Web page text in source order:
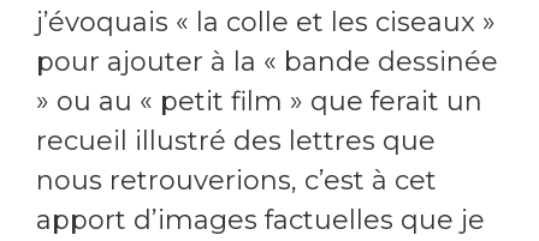
j’évoquais « la colle et les ciseaux »
pour ajouter à la « bande dessinée
» ou au « petit film » que ferait un
recueil illustré des lettres que
nous retrouverions, c’est à cet
apport d’images factuelles que je